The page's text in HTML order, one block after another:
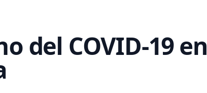
del COVID-19 en